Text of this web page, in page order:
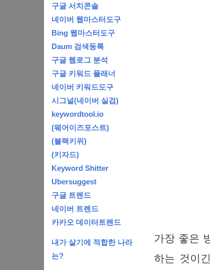
가장 좋은
하는 것이
구글 서치콘솔
네이버 웹마스터도구
Bing 웹마스터도구
Daum 검색등록
구글 웹로그 분석
구글 키워드 플래너
네이버 키워드도구
시그널(네이버 실검)
keywordtool.io
(웨어이즈포스트)
(블랙키위)
(키자드)
Keyword Shitter
Ubersuggest
구글 트렌드
네이버 트렌드
카카오 데이터트렌드
내가 살기에 적합한 나라
는?